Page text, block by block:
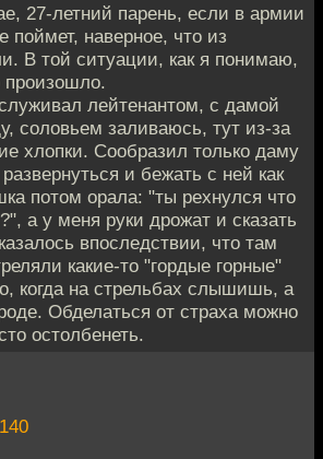
27-летний парень, если в армии
поймет, наверное, что из
В той ситуации, как я понимаю,
произошло.
лейтенантом, с дамой
соловьем заливаюсь, тут из-за
хлопки. Сообразил только даму
и бежать с ней как
потом орала: "ты рехнулся что
а у меня руки дрожат и сказать
впоследствии, что там
какие-то "гордые горные"
когда на стрельбах слышишь, а
Обделаться от страха можно
остолбенеть.